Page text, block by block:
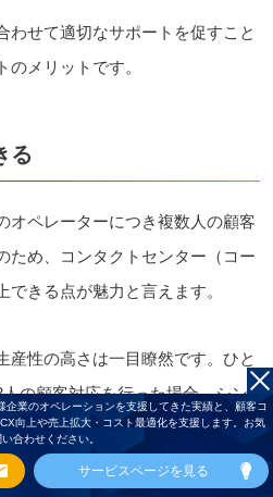
わせて適切なサポートを促すこと
メリットです。
る
オペレーターにつき複数人の顧客
め、
コンタクトセンター（コー
きる点が魅力と言えます。
産性の高さは一目瞭然です。ひと
の顧客対応を行った場合、シン
になります。
業のオペレーションを支援してきた実績と、顧客コ
向上や売上拡大・コスト最適化を支援します。お気
合わせください。
サービスページを見る